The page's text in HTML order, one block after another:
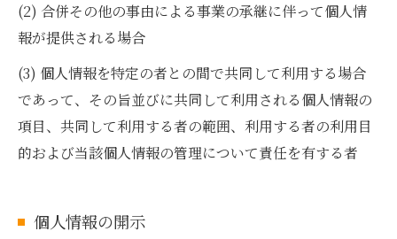
(2) 合併その他の事由による事業の承継に伴って個人情
報が提供される場合
(3) 個人情報を特定の者との間で共同して利用する場合
であって、その旨並びに共同して利用される個人情報の
項目、共同して利用する者の範囲、利用する者の利用目
的および当該個人情報の管理について責任を有する者
個人情報の開示